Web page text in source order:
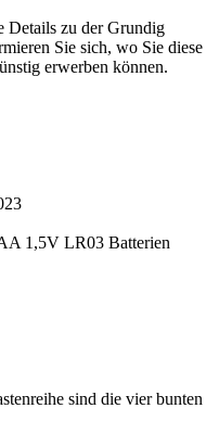
Details zu der Grundig
Sie sich, wo Sie diese
erwerben können.
1,5V LR03 Batterien
sind die vier bunten